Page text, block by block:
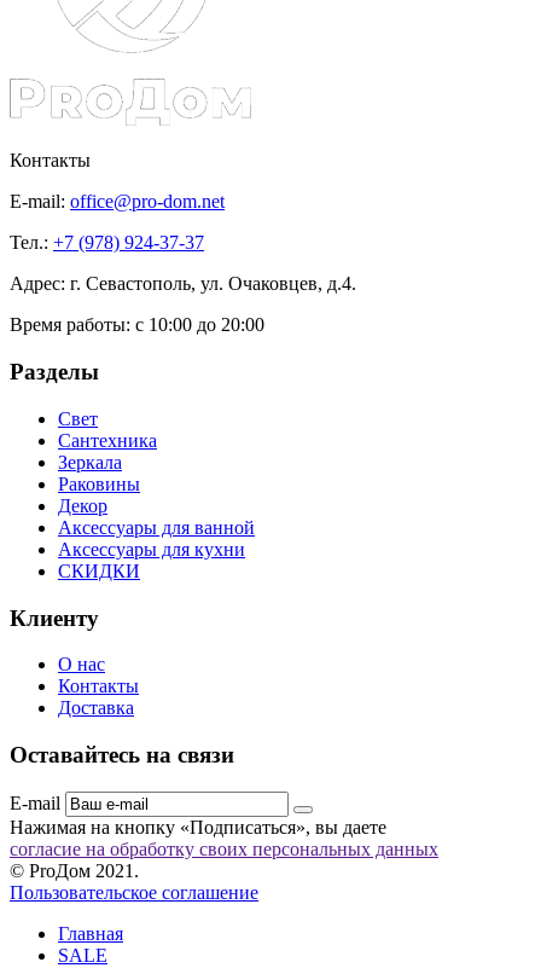
Контакты
E-mail: office@pro-dom.net
Тел.: +7 (978) 924-37-37
Адрес: г. Севастополь, ул. Очаковцев, д.4.
Время работы: с 10:00 до 20:00
Разделы
Свет
Сантехника
Зеркала
Раковины
Декор
Аксессуары для ванной
Аксессуары для кухни
СКИДКИ
Клиенту
О нас
Контакты
Доставка
Оставайтесь на связи
E-mail
Нажимая на кнопку «Подписаться», вы даете
согласие на обработку своих персональных данных
© ProДом 2021.
Пользовательское соглашение
Главная
SALE